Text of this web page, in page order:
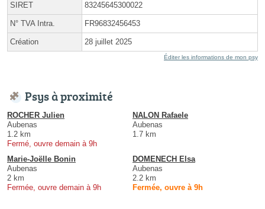
SIRET 83245645300022
N° TVA Intra. FR96832456453
Création 28 juillet 2025
Éditer les informations de mon psy
Psys à proximité
ROCHER Julien
Aubenas
1.2 km
Fermé, ouvre demain à 9h
NALON Rafaele
Aubenas
1.7 km
Marie-Joëlle Bonin
Aubenas
2 km
Fermée, ouvre demain à 9h
DOMENECH Elsa
Aubenas
2.2 km
Fermée, ouvre à 9h